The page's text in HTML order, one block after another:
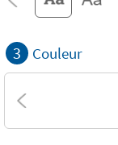
3 Couleur